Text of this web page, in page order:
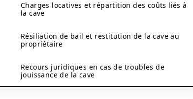
Charges locatives et répartition des coûts liés à
la cave
Résiliation de bail et restitution de la cave au
propriétaire
Recours juridiques en cas de troubles de
jouissance de la cave